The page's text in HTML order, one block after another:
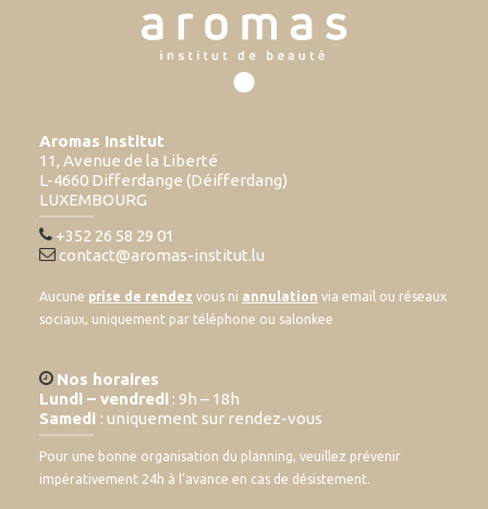
Aromas Institut
11, Avenue de la Liberté
L-4660 Differdange (Déifferdang)
LUXEMBOURG
+352 26 58 29 01
contact@aromas-institut.lu
Aucune prise de rendez vous ni annulation via email ou réseaux
sociaux, uniquement par téléphone ou salonkee
Nos horaires
Lundi – vendredi : 9h – 18h
Samedi : uniquement sur rendez-vous
Pour une bonne organisation du planning, veuillez prévenir
impérativement 24h à l’avance en cas de désistement.